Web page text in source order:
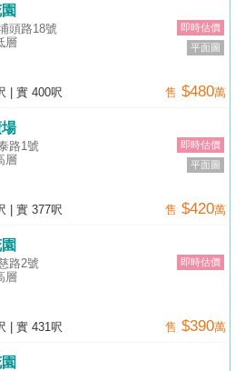
即時估價
平面圖
頭路18號
層
實 400呎 售 $480萬
即時估價
平面圖
路1號
層
實 377呎 售 $420萬
即時估價
路2號
層
實 431呎 售 $390萬